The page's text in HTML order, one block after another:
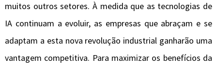
muitos outros setores. À medida que as tecnologias de
IA continuam a evoluir, as empresas que abraçam e se
adaptam a esta nova revolução industrial ganharão uma
vantagem competitiva. Para maximizar os benefícios da